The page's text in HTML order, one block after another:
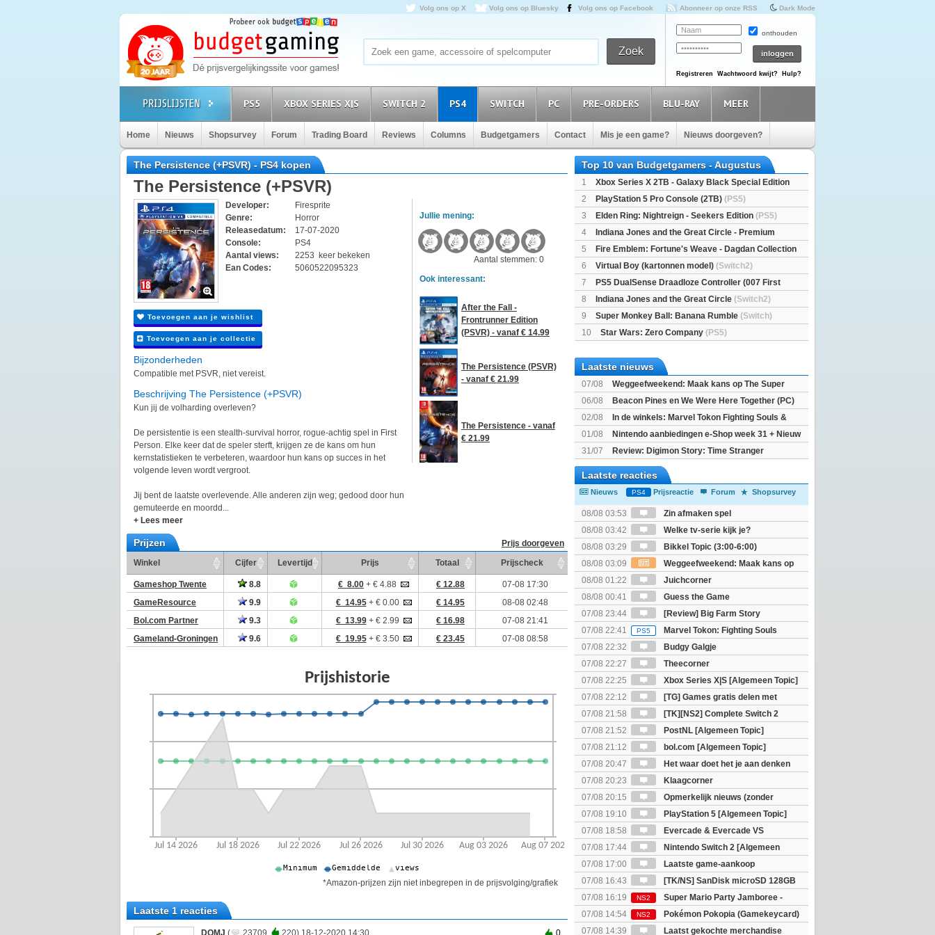
Volg ons op X Volg ons op Bluesky Volg ons op Facebook Abonneer op onze RSS Dark Mode
onthouden
Registreren Wachtwoord kwijt? Hulp?
PS5 XBOX SERIES X|S SWITCH 2 PS4 SWITCH PC PRE-ORDERS BLU-RAY MEER
Home Nieuws Shopsurvey Forum Trading Board Reviews Columns Budgetgamers Contact Mis je een game? Nieuws doorgeven?
The Persistence (+PSVR) - PS4 kopen
The Persistence (+PSVR)
Developer:
Firesprite
Genre:
Horror
Releasedatum:
17-07-2020
Console:
PS4
Aantal views:
2253 keer bekeken
Ean Codes:
5060522095323
Toevoegen aan je wishlist
Toevoegen aan je collectie
Bijzonderheden
Compatible met PSVR, niet vereist.
Beschrijving The Persistence (+PSVR)
Kun jij de volharding overleven?
De persistentie is een stealth-survival horror, rogue-achtig spel in First
Person. Elke keer dat de speler sterft, krijgen ze de kans om hun
kernstatistieken te verbeteren, waardoor hun kans op succes in het
volgende leven wordt vergroot.
Jij bent de laatste overlevende. Alle anderen zijn weg; gedood door hun
gemuteerde en moordd...
+ Lees meer
Jullie mening:
Aantal stemmen: 0
Ook interessant:
After the Fall -
Frontrunner Edition
(PSVR) - vanaf € 14.99
The Persistence (PSVR)
- vanaf € 21.99
The Persistence - vanaf
€ 21.99
Prijzen
Prijs doorgeven
Winkel
Cijfer Levertijd Prijs Totaal Prijscheck
Gameshop Twente 8.8 € 8.00 + € 4.88 € 12.88
07-08 17:30
GameResource
9.9 € 14.95+ € 0.00 € 14.95
08-08 02:48
Bol.com Partner
9.3 € 13.99+ € 2.99 € 16.98
07-08 21:41
Gameland-Groningen
9.6 € 19.95+ € 3.50 € 23.45 07-08 08:58
*Amazon-prijzen zijn niet inbegrepen in de prijsvolging/grafiek
Laatste 1 reacties
DQMJ ( 23709 220) 18-12-2020 14:30 0
Top 10 van Budgetgamers - Augustus
1
Xbox Series X 2TB - Galaxy Black Special Edition
(XboxSeriesX)
2 PlayStation 5 Pro Console (2TB) (PS5)
3
Elden Ring: Nightreign - Seekers Edition (PS5)
4
Indiana Jones and the Great Circle - Premium
Edition (PS5)
5
Fire Emblem: Fortune's Weave - Dagdan Collection
(Switch2)
6 Virtual Boy (kartonnen model) (Switch2)
7
PS5 DualSense Draadloze Controller (007 First
Light Limited Edition)(PS5)
8 Indiana Jones and the Great Circle (Switch2)
9
Super Monkey Ball: Banana Rumble (Switch)
10
Star Wars: Zero Company (PS5)
Laatste nieuws
07/08
Weggeefweekend: Maak kans op The Super
Mario Galaxy movie (2x)!
06/08
Beacon Pines en We Were Here Together (PC)
Gratis
02/08
In de winkels: Marvel Tokon Fighting Souls &
Beast of Reincarnation
01/08
Nintendo aanbiedingen e-Shop week 31 + Nieuw
voor Switch 2
31/07 Review: Digimon Story: Time Stranger
Laatste reacties
Nieuws PS4 Prijsreactie Forum Shopsurvey
08/08 03:53
Zin afmaken spel
08/08 03:42
Welke tv-serie kijk je?
08/08 03:29
Bikkel Topic (3:00-6:00)
08/08 03:09
Weggeefweekend: Maak kans op
The Super Mario Galaxy movie (2x)!
08/08 01:22
Juichcorner
08/08 00:41
Guess the Game
07/08 23:44
[Review] Big Farm Story
(uitgespeeld op SteamDeck)
07/08 22:41 PS5
Marvel Tokon: Fighting Souls
07/08 22:32
Budgy Galgje
07/08 22:27
Theecorner
07/08 22:25
Xbox Series X|S [Algemeen Topic]
07/08 22:12
[TG] Games gratis delen met
elkaar.
07/08 21:58
[TK][NS2] Complete Switch 2
collectie
07/08 21:52
PostNL [Algemeen Topic]
07/08 21:12
bol.com [Algemeen Topic]
07/08 20:47
Het waar doet het je aan denken
spel! (3 posts wachten!)
07/08 20:23
Klaagcorner
07/08 20:15
Opmerkelijk nieuws (zonder
politiek/religie)
07/08 19:10
PlayStation 5 [Algemeen Topic]
07/08 18:58
Evercade & Evercade VS
[Algemeen Topic]
07/08 17:44
Nintendo Switch 2 [Algemeen
Topic]
07/08 17:00
Laatste game-aankoop
07/08 16:43
[TK/NS] SanDisk microSD 128GB
07/08 16:19
NS2
Super Mario Party Jamboree -
Nintendo Switch 2 Edition
07/08 14:54 NS2
Pokémon Pokopia (Gamekeycard)
07/08 14:39
Laatst gekochte merchandise